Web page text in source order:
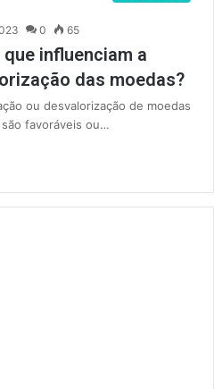
0 65
influenciam a
das moedas?
ou desvalorização de moedas
favoráveis ou…